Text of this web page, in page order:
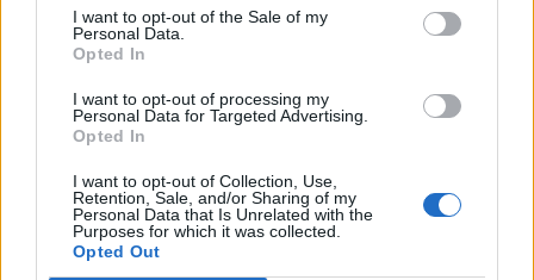
I want to opt-out of the Sale of my
Personal Data.
Opted In
I want to opt-out of processing my
Personal Data for Targeted Advertising.
Opted In
I want to opt-out of Collection, Use,
Retention, Sale, and/or Sharing of my
Personal Data that Is Unrelated with the
Purposes for which it was collected.
Opted Out